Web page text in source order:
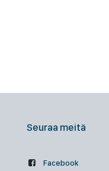
Seuraa meitä
Facebook